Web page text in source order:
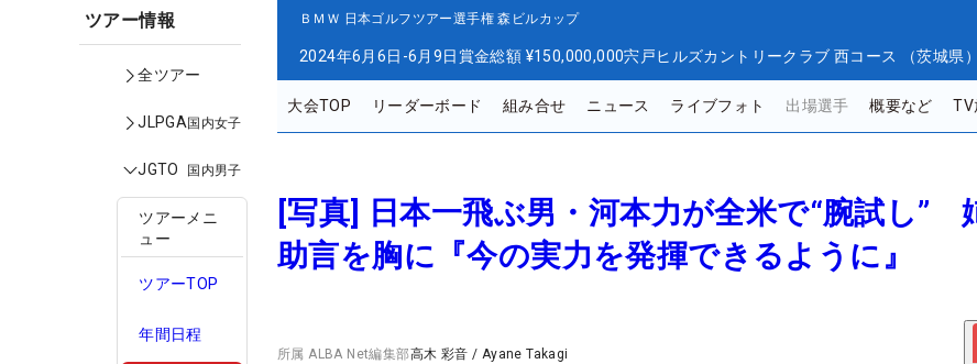
ツアー情報
全ツアー
JLPGA国内女子
JGTO 国内男子
ツアーメニ
ュー
ツアーTOP
年間日程
ＢＭＷ 日本ゴルフツアー選手権 森ビルカップ
2024年6月6日-6月9日賞金総額 ¥150,000,000宍戸ヒルズカントリークラブ 西コース （茨城県）
大会TOP リーダーボード 組み合せ ニュース ライブフォト 出場選手 概要など TV
[写真] 日本一飛ぶ男・河本力が全米で“腕試し”
助言を胸に『今の実力を発揮できるように』
所属ALBA Net編集部高木 彩音 / Ayane Takagi